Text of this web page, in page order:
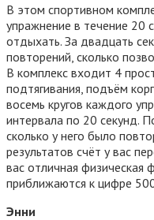
В этом спортивном
упражнение в течение 20
отдыхать. За двадцать
повторений, сколько
В комплекс входит 4
подтягивания, подъём
восемь кругов каждого
интервала по 20 секунд.
сколько у него было
результатов счёт у вас
вас отличная физическая
приближаются к цифре
Энни